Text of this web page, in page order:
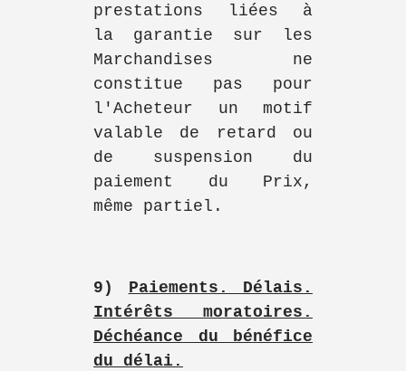
prestations liées à
la garantie sur les
Marchandises ne
constitue pas pour
l'Acheteur un motif
valable de retard ou
de suspension du
paiement du Prix,
même partiel.
9) Paiements. Délais.
Intérêts moratoires.
Déchéance du bénéfice
du délai.